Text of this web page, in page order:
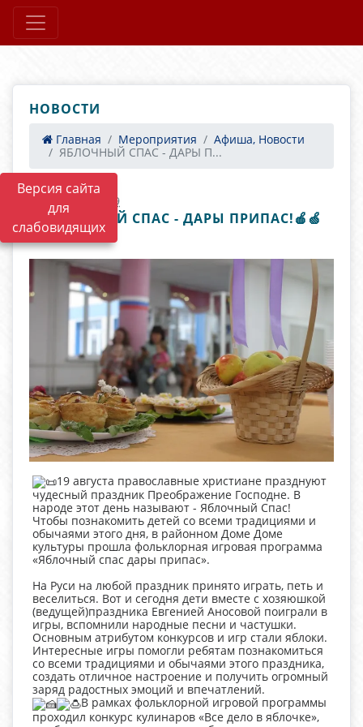
Версия сайта
для
слабовидящих
НОВОСТИ
Главная Мероприятия
Афиша, Новости
ЯБЛОЧНЫЙ СПАС - ДАРЫ П...
08.10.2025 14:19
ЯБЛОЧНЫЙ СПАС - ДАРЫ ПРИПАС!🍎🍏
19 августа православные христиане празднуют
чудесный праздник Преображение Господне. В
народе этот день называют - Яблочный Спас!
Чтобы познакомить детей со всеми традициями и
обычаями этого дня, в районном Доме Доме
культуры прошла фольклорная игровая программа
«Яблочный спас дары припас».
На Руси на любой праздник принято играть, петь и
веселиться. Вот и сегодня дети вместе с хозяюшкой
(ведущей)праздника Евгенией Аносовой поиграли в
игры, вспомнили народные песни и частушки.
Основным атрибутом конкурсов и игр стали яблоки.
Интересные игры помогли ребятам познакомиться
со всеми традициями и обычаями этого праздника,
создать отличное настроение и получить огромный
заряд радостных эмоций и впечатлений.
В рамках фольклорной игровой программы
проходил конкурс кулинаров «Все дело в яблочке»,